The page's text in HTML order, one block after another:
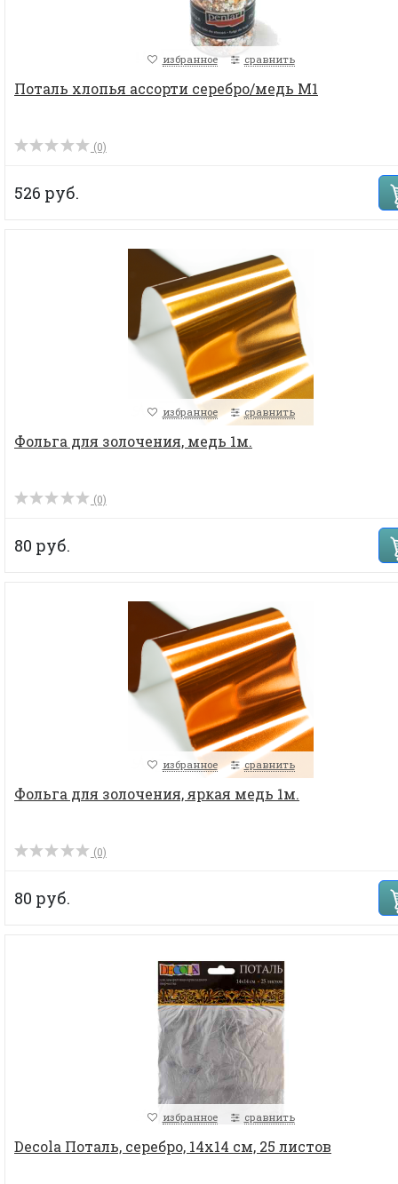
избранное сравнить
Поталь хлопья ассорти серебро/медь М1
(0)
526 руб.
избранное сравнить
Фольга для золочения, медь 1м.
(0)
80 руб.
избранное сравнить
Фольга для золочения, яркая медь 1м.
(0)
80 руб.
избранное сравнить
Decola Поталь, серебро, 14х14 см, 25 листов